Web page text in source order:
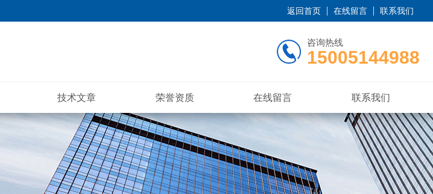
返回首页 在线留言 联系我们
咨询热线
15005144988
技术文章 荣誉资质 在线留言 联系我们